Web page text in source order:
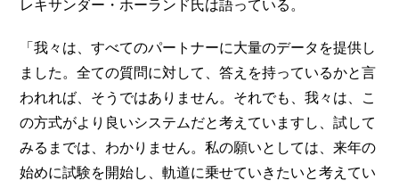
レキサンダー・ホーランド氏は語っている。
「我々は、すべてのパートナーに大量のデータを提供し
ました。全ての質問に対して、答えを持っているかと言
われれば、そうではありません。それでも、我々は、こ
の方式がより良いシステムだと考えていますし、試して
みるまでは、わかりません。私の願いとしては、来年の
始めに試験を開始し、軌道に乗せていきたいと考えてい